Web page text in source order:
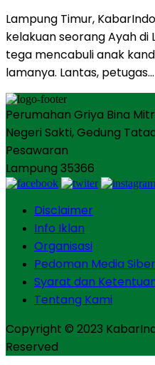
Lampung Timur,
kelakuan seorang Ayah di
tega mencabuli anak
lamanya. Lantas, petugas…
Perumahan Griya Bina
Negeri Sakti, Gedung
Pesawaran
Lampung 35366
Disclaimer
Info Iklan
Organisasi
Pedoman Media Siber
Syarat dan
Tentang Kami
Copyright © 2023
Reserved